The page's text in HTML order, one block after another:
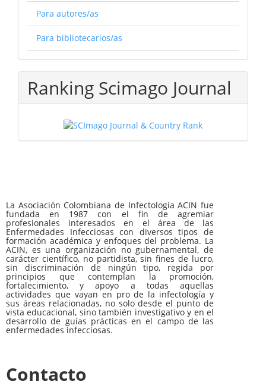
Para autores/as
Para bibliotecarios/as
Ranking Scimago Journal
La Asociación Colombiana de Infectología ACIN fue
fundada en 1987 con el fin de agremiar
profesionales interesados en el área de las
Enfermedades Infecciosas con diversos tipos de
formación académica y enfoques del problema. La
ACIN, es una organización no gubernamental, de
carácter científico, no partidista, sin fines de lucro,
sin discriminación de ningún tipo, regida por
principios que contemplan la promoción,
fortalecimiento, y apoyo a todas aquellas
actividades que vayan en pro de la infectología y
sus áreas relacionadas, no solo desde el punto de
vista educacional, sino también investigativo y en el
desarrollo de guías prácticas en el campo de las
enfermedades infecciosas.
Contacto